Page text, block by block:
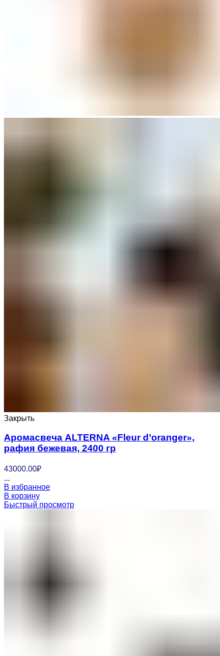
Закрыть
Аромасвеча ALTERNA «Fleur d’oranger»,
рафия бежевая, 2400 гр
43000.00₽
...
В избранное
В корзину
Быстрый просмотр